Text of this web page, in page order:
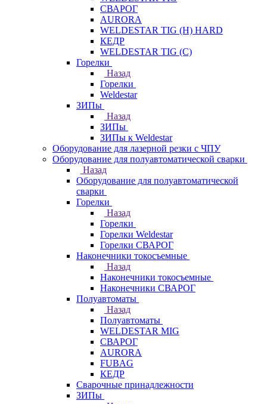
СВАРОГ
AURORA
WELDESTAR TIG (H) HARD
КЕДР
WELDESTAR TIG (С)
Горелки
Назад
Горелки
Weldestar
ЗИПы
Назад
ЗИПы
ЗИПы к Weldestar
Оборудование для лазерной резки с ЧПУ
Оборудование для полуавтоматической сварки
Назад
Оборудование для полуавтоматической
сварки
Горелки
Назад
Горелки
Горелки Weldestar
Горелки СВАРОГ
Наконечники токосъемные
Назад
Наконечники токосъемные
Наконечники СВАРОГ
Полуавтоматы
Назад
Полуавтоматы
WELDESTAR MIG
СВАРОГ
AURORA
FUBAG
КЕДР
Сварочные принадлежности
ЗИПы